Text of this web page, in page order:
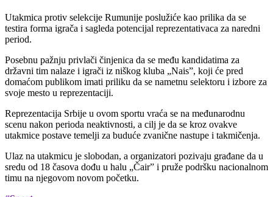
Utakmica protiv selekcije Rumunije poslužiće kao prilika da se
testira forma igrača i sagleda potencijal reprezentativaca za naredni
period.
Posebnu pažnju privlači činjenica da se među kandidatima za
državni tim nalaze i igrači iz niškog kluba „Nais”, koji će pred
domaćom publikom imati priliku da se nametnu selektoru i izbore za
svoje mesto u reprezentaciji.
Reprezentacija Srbije u ovom sportu vraća se na međunarodnu
scenu nakon perioda neaktivnosti, a cilj je da se kroz ovakve
utakmice postave temelji za buduće zvanične nastupe i takmičenja.
Ulaz na utakmicu je slobodan, a organizatori pozivaju građane da u
sredu od 18 časova dođu u halu „Čair” i pruže podršku nacionalnom
timu na njegovom novom početku.